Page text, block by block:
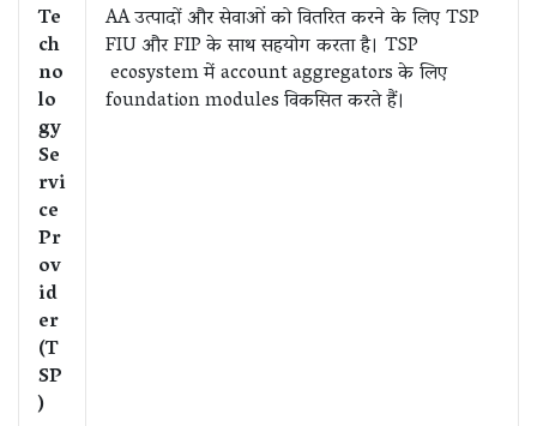
Te
ch
no
lo
gy
Se
rvi
ce
Pr
ov
id
er
(T
SP
)
AA उत्पादों और सेवाओं को वितरित करने के लिए TSP
FIU और FIP के साथ सहयोग करता है। TSP
ecosystem में account aggregators के लिए
foundation modules विकसित करते हैं।